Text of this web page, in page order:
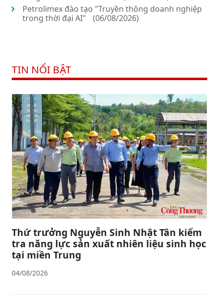
Petrolimex đào tạo "Truyền thông doanh nghiệp
trong thời đại AI"
(06/08/2026)
TIN NỔI BẬT
Thứ trưởng Nguyễn Sinh Nhật Tân kiểm
tra năng lực sản xuất nhiên liệu sinh học
tại miền Trung
04/08/2026